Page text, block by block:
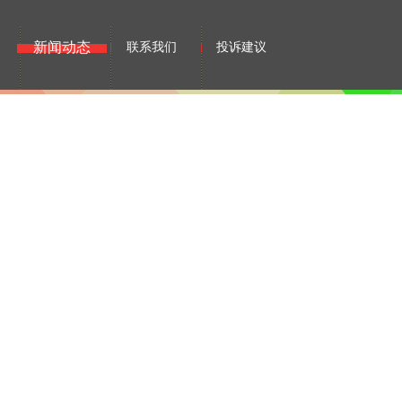
新闻动态 联系我们 投诉建议